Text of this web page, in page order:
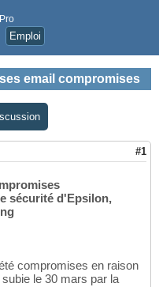
Emploi
email compromises
#1
sécurité d'Epsilon,
compromises en raison
le 30 mars par la